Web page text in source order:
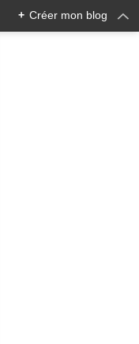
+ Créer mon blog